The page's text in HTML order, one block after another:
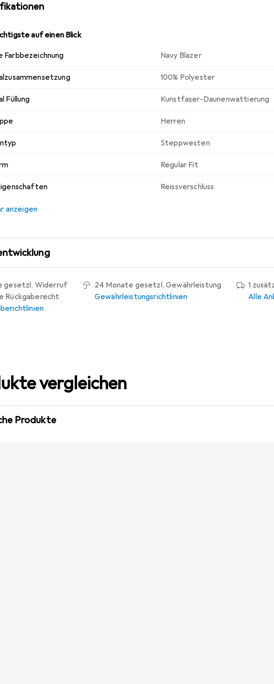
auf einen Blick
Farbbezeichnung Navy Blazer
100% Polyester
Füllung Kunstfaser-Daunenwattierung
Herren
Steppwesten
Regular Fit
Reissverschluss
anzeigen
gesetzl. Widerruf
Rückgaberecht
24 Monate gesetzl. Gewährleistung
Gewährleistungsrichtlinien
1
Alle
vergleichen
Produkte